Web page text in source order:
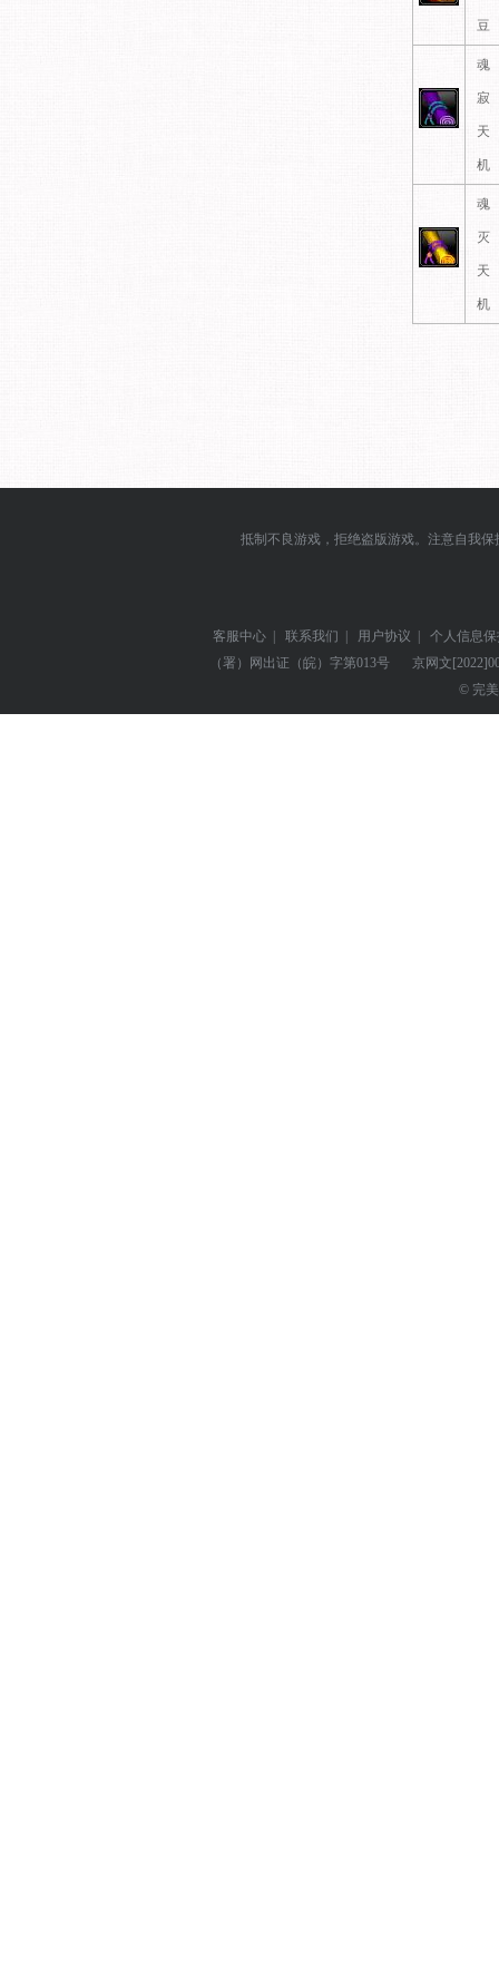
豆
魂
寂
天
机
魂
灭
天
机
抵制不良游戏，拒绝盗版游戏。注意自我
客服中心 | 联系我们 | 用户协议 |
个人信息
（署）网出证（皖）字第013号
京网文
© 完美